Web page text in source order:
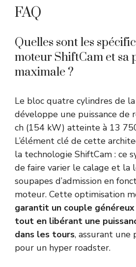
FAQ
Quelles sont les
moteur ShiftCam et sa
maximale ?
Le bloc quatre cylindres de
développe une puissance de
ch (154 kW) atteinte à 13
L’élément clé de cette
la technologie ShiftCam : ce
de faire varier le calage et la
soupapes d’admission en
moteur. Cette optimisation
garantit un couple
tout en libérant une
dans les tours, assurant une
pour un hyper roadster.